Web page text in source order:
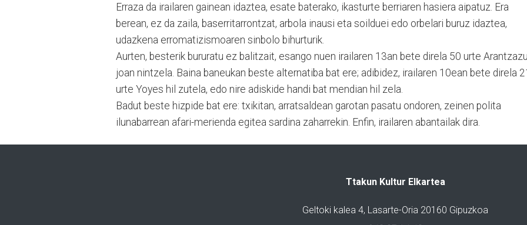
Erraza da irailaren gainean idaztea, esate baterako, ikasturte berriaren hasiera aipatuz. Era
berean, ez da zaila, baserritarrontzat, arbola inausi eta soilduei edo orbelari buruz idaztea,
udazkena erromatizismoaren sinbolo bihurturik.
Aurten, besterik bururatu ez balitzait, esango nuen irailaren 13an bete direla 50 urte
joan nintzela. Baina baneukan beste alternatiba bat ere; adibidez, irailaren 10ean bete direla
urte Yoyes hil zutela, edo nire adiskide handi bat mendian hil zela.
Badut beste hizpide bat ere: txikitan, arratsaldean garotan pasatu ondoren, zeinen polita
ilunabarrean afari-merienda egitea sardina zaharrekin. Enfin, irailaren abantailak dira.
Ttakun Kultur Elkartea
Geltoki kalea 4, Lasarte-Oria 20160 Gipuzkoa